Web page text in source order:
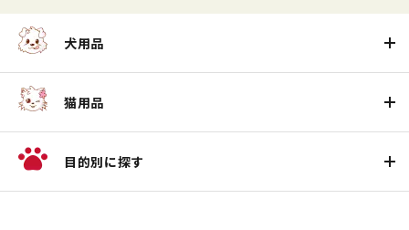
犬用品
猫用品
目的別に探す